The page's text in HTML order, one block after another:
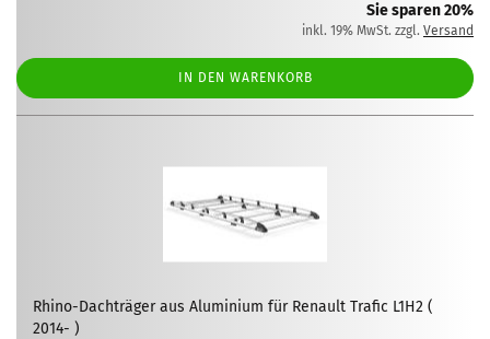
Sie sparen 20%
inkl. 19% MwSt. zzgl. Versand
IN DEN WARENKORB
Rhino-Dachträger aus Aluminium für Renault Trafic L1H2 (
2014- )